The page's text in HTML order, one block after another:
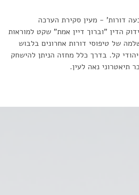
דורות' - מעין סקירת הערכה
הדין "וברוך דיין אמת" שקט למוראות
של טיפוסי דורות אחרונים בלבוש
יהודי קל. בדרך כלל מחזה הניתן להישחק
תיאטרוני נאה לעין.